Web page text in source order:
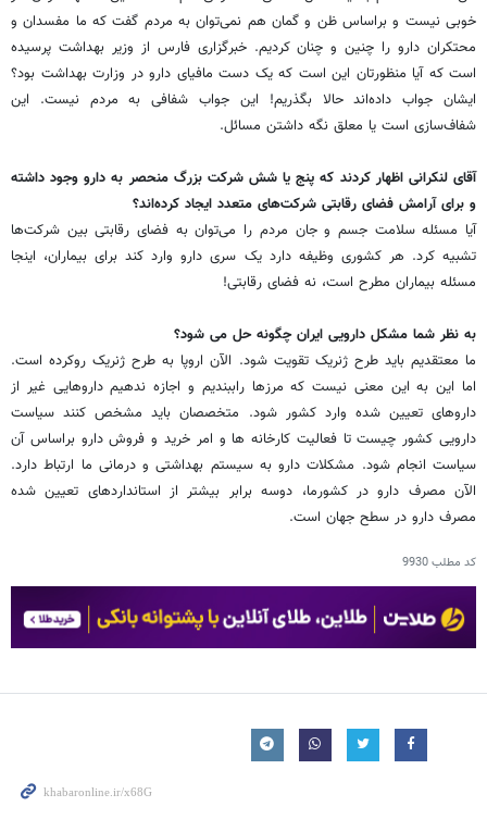
خوبی نیست و براساس ظن و گمان هم نمی‌توان به مردم گفت که ما مفسدان و
محتکران دارو را چنین و چنان کردیم. خبرگزاری فارس از وزیر بهداشت پرسیده
است که آیا منظورتان این است که یک دست مافیای دارو در وزارت بهداشت بود؟
ایشان جواب داده‌اند حالا بگذریم! این جواب شفافی به مردم نیست. این
شفاف‌سازی است یا معلق نگه داشتن مسائل.
آقای لنکرانی اظهار کردند که پنج یا شش شرکت بزرگ منحصر به دارو وجود داشته
و برای آرامش فضای رقابتی شرکت‌های متعدد ایجاد کرده‌اند؟
آیا مسئله سلامت جسم و جان مردم را می‌توان به فضای رقابتی بین شرکت‌ها
تشبیه کرد. هر کشوری وظیفه دارد یک سری دارو وارد کند برای بیماران، اینجا
مسئله بیماران مطرح است، نه فضای رقابتی!
به نظر شما مشکل دارویی ایران چگونه حل می شود؟
ما معتقدیم باید طرح ژنریک تقویت شود. الآن اروپا به طرح ژنریک روکرده است.
اما این به این معنی نیست که مرزها راببندیم و اجازه ندهیم داروهایی غیر از
داروهای تعیین شده وارد کشور شود. متخصصان باید مشخص کنند سیاست
دارویی کشور چیست تا فعالیت کارخانه ها و امر خرید و فروش دارو براساس آن
سیاست انجام شود. مشکلات دارو به سیستم بهداشتی و درمانی ما ارتباط دارد.
الآن مصرف دارو در کشورما، دوسه برابر بیشتر از استانداردهای تعیین شده
مصرف دارو در سطح جهان است.
کد مطلب9930